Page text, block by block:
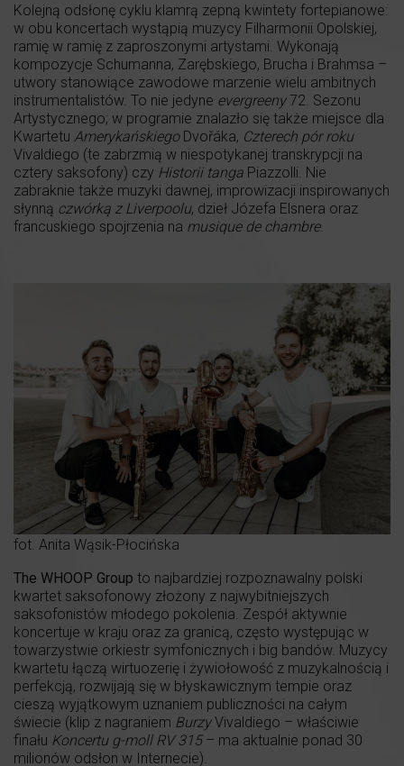
Kolejną odsłonę cyklu klamrą zepną kwintety fortepianowe:
w obu koncertach wystąpią muzycy Filharmonii Opolskiej,
ramię w ramię z zaproszonymi artystami. Wykonają
kompozycje Schumanna, Zarębskiego, Brucha i Brahmsa –
utwory stanowiące zawodowe marzenie wielu ambitnych
instrumentalistów. To nie jedyne evergreeny72. Sezonu
Artystycznego; w programie znalazło się także miejsce dla
Kwartetu AmerykańskiegoDvořáka, Czterech pór roku
Vivaldiego (te zabrzmią w niespotykanej transkrypcji na
cztery saksofony) czy Historii tanga Piazzolli. Nie
zabraknie także muzyki dawnej, improwizacji inspirowanych
słynną czwórką z Liverpoolu, dzieł Józefa Elsnera oraz
francuskiego spojrzenia na musique de chambre.
fot. Anita Wąsik-Płocińska
The WHOOP Group to najbardziej rozpoznawalny polski
kwartet saksofonowy złożony z najwybitniejszych
saksofonistów młodego pokolenia. Zespół aktywnie
koncertuje w kraju oraz za granicą, często występując w
towarzystwie orkiestr symfonicznych i big bandów. Muzycy
kwartetu łączą wirtuozerię i żywiołowość z muzykalnością i
perfekcją, rozwijają się w błyskawicznym tempie oraz
cieszą wyjątkowym uznaniem publiczności na całym
świecie (klip z nagraniem BurzyVivaldiego – właściwie
finału Koncertu g-moll RV 315– ma aktualnie ponad 30
milionów odsłon w Internecie).